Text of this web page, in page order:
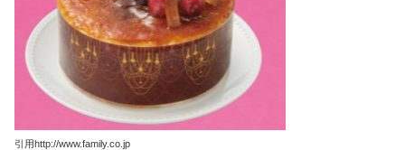
引用http://www.family.co.jp